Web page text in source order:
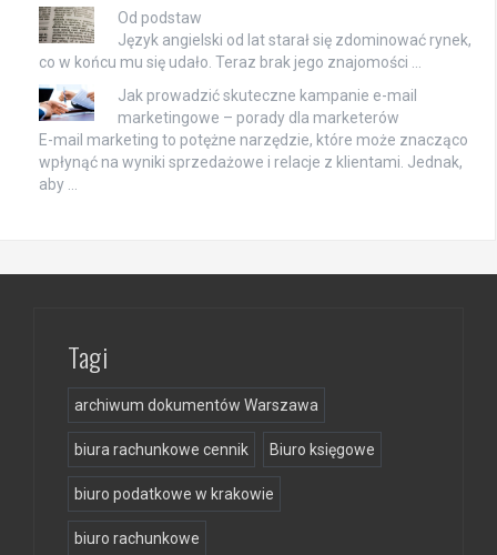
Od podstaw
Język angielski od lat starał się zdominować rynek,
co w końcu mu się udało. Teraz brak jego znajomości …
Jak prowadzić skuteczne kampanie e-mail
marketingowe – porady dla marketerów
E-mail marketing to potężne narzędzie, które może znacząco
wpłynąć na wyniki sprzedażowe i relacje z klientami. Jednak,
aby …
Tagi
archiwum dokumentów Warszawa
biura rachunkowe cennik Biuro księgowe
biuro podatkowe w krakowie
biuro rachunkowe